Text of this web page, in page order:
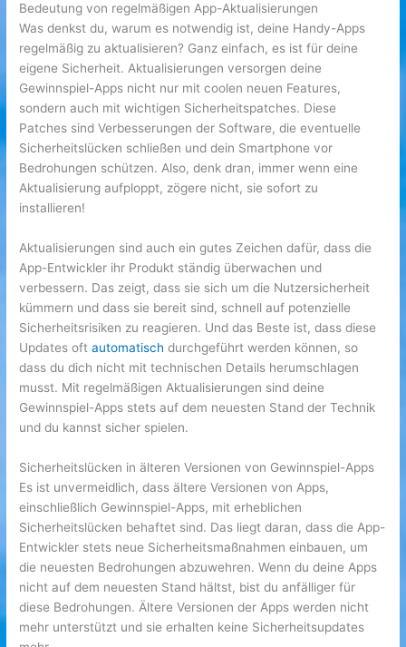
Bedeutung von regelmäßigen App-Aktualisierungen
Was denkst du, warum es notwendig ist, deine Handy-Apps
regelmäßig zu aktualisieren? Ganz einfach, es ist für deine
eigene Sicherheit. Aktualisierungen versorgen deine
Gewinnspiel-Apps nicht nur mit coolen neuen Features,
sondern auch mit wichtigen Sicherheitspatches. Diese
Patches sind Verbesserungen der Software, die eventuelle
Sicherheitslücken schließen und dein Smartphone vor
Bedrohungen schützen. Also, denk dran, immer wenn eine
Aktualisierung aufploppt, zögere nicht, sie sofort zu
installieren!
Aktualisierungen sind auch ein gutes Zeichen dafür, dass die
App-Entwickler ihr Produkt ständig überwachen und
verbessern. Das zeigt, dass sie sich um die Nutzersicherheit
kümmern und dass sie bereit sind, schnell auf potenzielle
Sicherheitsrisiken zu reagieren. Und das Beste ist, dass diese
Updates oftautomatisch durchgeführt werden können, so
dass du dich nicht mit technischen Details herumschlagen
musst. Mit regelmäßigen Aktualisierungen sind deine
Gewinnspiel-Apps stets auf dem neuesten Stand der Technik
und du kannst sicher spielen.
Sicherheitslücken in älteren Versionen von Gewinnspiel-Apps
Es ist unvermeidlich, dass ältere Versionen von Apps,
einschließlich Gewinnspiel-Apps, mit erheblichen
Sicherheitslücken behaftet sind. Das liegt daran, dass die App-
Entwickler stets neue Sicherheitsmaßnahmen einbauen, um
die neuesten Bedrohungen abzuwehren. Wenn du deine Apps
nicht auf dem neuesten Stand hältst, bist du anfälliger für
diese Bedrohungen. Ältere Versionen der Apps werden nicht
mehr unterstützt und sie erhalten keine Sicherheitsupdates